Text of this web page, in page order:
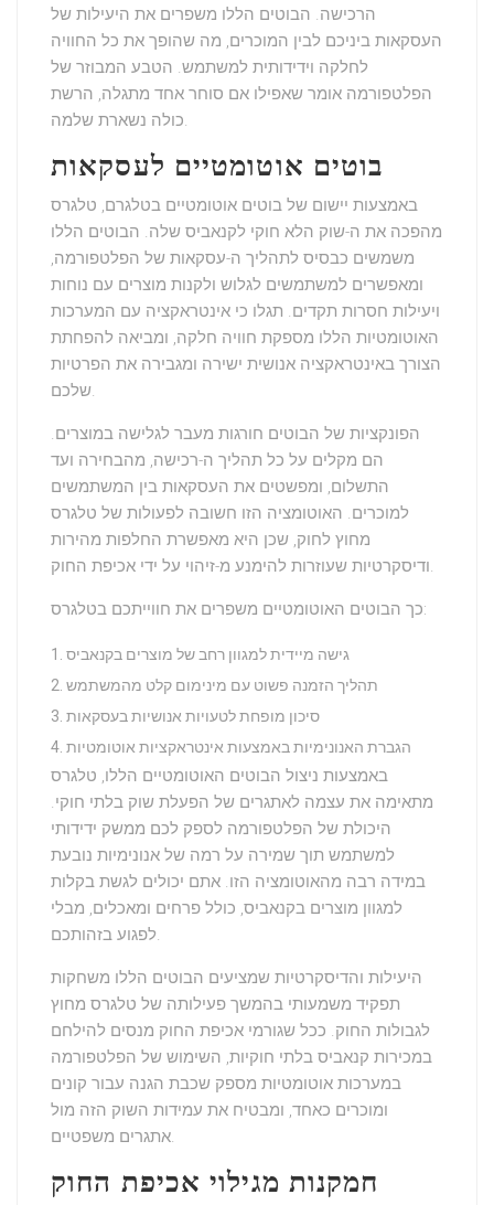
הרכישה. הבוטים הללו משפרים את היעילות של
העסקאות ביניכם לבין המוכרים, מה שהופך את כל החוויה
לחלקה וידידותית למשתמש. הטבע המבוזר של
הפלטפורמה אומר שאפילו אם סוחר אחד מתגלה, הרשת
כולה נשארת שלמה.
בוטים אוטומטיים לעסקאות
באמצעות יישום של בוטים אוטומטיים בטלגרם, טלגרס
מהפכה את ה-שוק הלא חוקי לקנאביס שלה. הבוטים הללו
משמשים כבסיס לתהליך ה-עסקאות של הפלטפורמה,
ומאפשרים למשתמשים לגלוש ולקנות מוצרים עם נוחות
ויעילות חסרות תקדים. תגלו כי אינטראקציה עם המערכות
האוטומטיות הללו מספקת חוויה חלקה, ומביאה להפחתת
הצורך באינטראקציה אנושית ישירה ומגבירה את הפרטיות
שלכם.
הפונקציות של הבוטים חורגות מעבר לגלישה במוצרים.
הם מקלים על כל תהליך ה-רכישה, מהבחירה ועד
התשלום, ומפשטים את העסקאות בין המשתמשים
למוכרים. האוטומציה הזו חשובה לפעולות של טלגרס
מחוץ לחוק, שכן היא מאפשרת החלפות מהירות
ודיסקרטיות שעוזרות להימנע מ-זיהוי על ידי אכיפת החוק .
כך הבוטים האוטומטיים משפרים את חווייתכם בטלגרס:
גישה מיידית למגוון רחב של מוצרים בקנאביס
תהליך הזמנה פשוט עם מינימום קלט מהמשתמש
סיכון מופחת לטעויות אנושיות בעסקאות
הגברת האנונימיות באמצעות אינטראקציות אוטומטיות
באמצעות ניצול הבוטים האוטומטיים הללו, טלגרס
מתאימה את עצמה לאתגרים של הפעלת שוק בלתי חוקי.
היכולת של הפלטפורמה לספק לכם ממשק ידידותי
למשתמש תוך שמירה על רמה של אנונימיות נובעת
במידה רבה מהאוטומציה הזו. אתם יכולים לגשת בקלות
למגוון מוצרים בקנאביס, כולל פרחים ומאכלים, מבלי
לפגוע בזהותכם.
היעילות והדיסקרטיות שמציעים הבוטים הללו משחקות
תפקיד משמעותי בהמשך פעילותה של טלגרס מחוץ
לגבולות החוק. ככל שגורמי אכיפת החוק מנסים להילחם
במכירות קנאביס בלתי חוקיות, השימוש של הפלטפורמה
במערכות אוטומטיות מספק שכבת הגנה עבור קונים
ומוכרים כאחד, ומבטיח את עמידות השוק הזה מול
אתגרים משפטיים.
חמקנות מגילוי אכיפת החוק